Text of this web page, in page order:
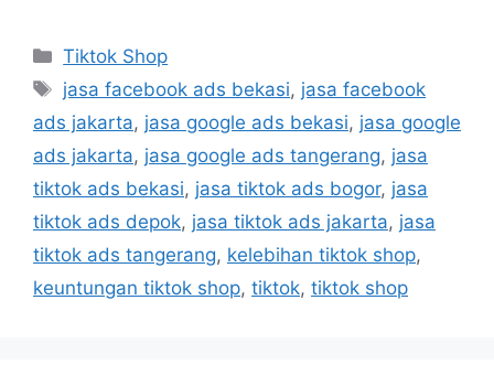
Tiktok Shop
jasa facebook ads bekasi, jasa facebook
ads jakarta, jasa google ads bekasi, jasa google
ads jakarta, jasa google ads tangerang, jasa
tiktok ads bekasi, jasa tiktok ads bogor, jasa
tiktok ads depok, jasa tiktok ads jakarta, jasa
tiktok ads tangerang, kelebihan tiktok shop,
keuntungan tiktok shop, tiktok, tiktok shop